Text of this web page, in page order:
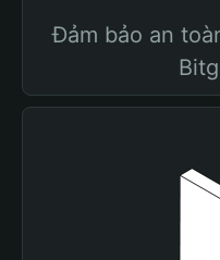
Đảm bảo an